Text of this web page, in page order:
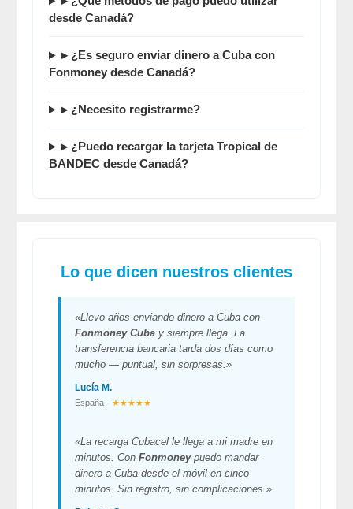
desde Canadá?
▸ ¿Es seguro enviar dinero a Cuba con
Fonmoney desde Canadá?
▸ ¿Necesito registrarme?
▸ ¿Puedo recargar la tarjeta Tropical de
BANDEC desde Canadá?
Lo que dicen nuestros clientes
«Llevo años enviando dinero a Cuba con
Fonmoney Cuba y siempre llega. La
transferencia bancaria tarda dos días como
mucho — puntual, sin sorpresas.»
Lucía M.
España · ★★★★★
«La recarga Cubacel le llega a mi madre en
minutos. Con Fonmoneypuedo mandar
dinero a Cuba desde el móvil en cinco
minutos. Sin registro, sin complicaciones.»